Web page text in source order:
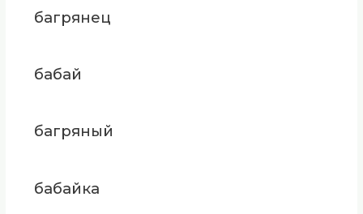
багрянец
бабай
багряный
бабайка